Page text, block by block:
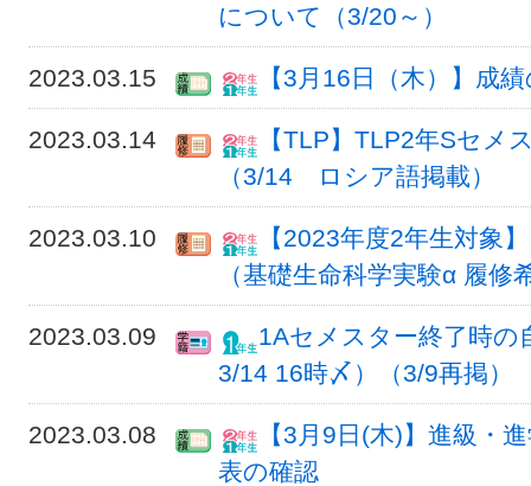
について（3/20～）
2023.03.15 【3月16日（木）】成
2023.03.14
【TLP】TLP2年Sセメ
（3/14 ロシア語掲載）
2023.03.10
【2023年度2年生対象
（基礎生命科学実験α 履
2023.03.09
1Aセメスター終了時の
3/14 16時〆）（3/9再掲）
2023.03.08
【3月9日(木)】進級・
表の確認